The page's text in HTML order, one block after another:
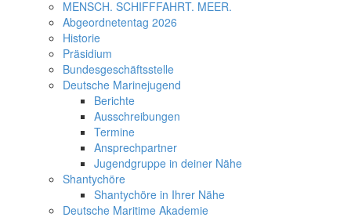
MENSCH. SCHIFFFAHRT. MEER.
Abgeordnetentag 2026
Historie
Präsidium
Bundesgeschäftsstelle
Deutsche Marinejugend
Berichte
Ausschreibungen
Termine
Ansprechpartner
Jugendgruppe in deiner Nähe
Shantychöre
Shantychöre in Ihrer Nähe
Deutsche Maritime Akademie